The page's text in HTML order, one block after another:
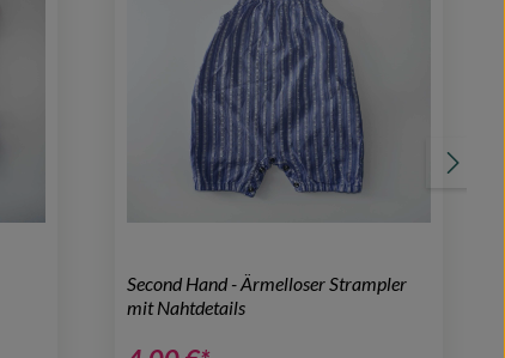
Second Hand - Ärmelloser Strampler
mit Nahtdetails